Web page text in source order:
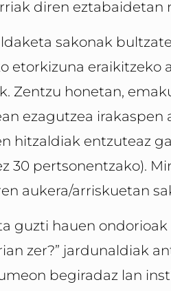
diren eztabaidetan
sakonak
etorkizuna eraikitzeko
Zentzu honetan,
ezagutzea
hitzaldiak entzuteaz
30 pertsonentzako).
aukera/arriskuetan
guzti hauen
zer?” jardunaldiak
begiradaz lan